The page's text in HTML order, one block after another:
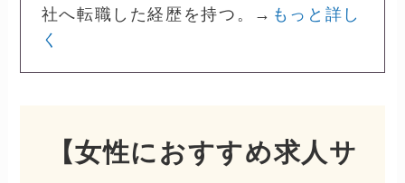
社へ転職した経歴を持つ。→ もっと詳し
く
【女性におすすめ求人サ